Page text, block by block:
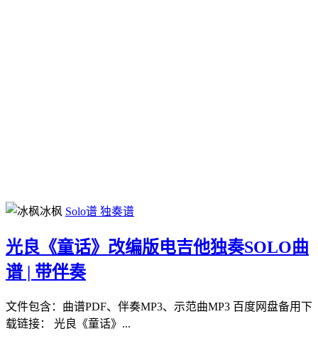
冰枫 Solo谱 独奏谱
光良《童话》改编版电吉他独奏SOLO曲
谱 | 带伴奏
文件包含：曲谱PDF、伴奏MP3、示范曲MP3 百度网盘备用下
载链接： 光良《童话》...